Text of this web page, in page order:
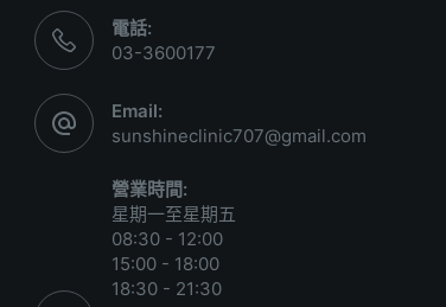
電話:
03-3600177
Email:
sunshineclinic707@gmail.com
營業時間:
星期一至星期五
08:30 - 12:00
15:00 - 18:00
18:30 - 21:30